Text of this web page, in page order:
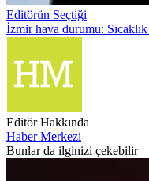
Editörün Seçtiği
İzmir hava durumu:
Editör Hakkında
Haber Merkezi
Bunlar da ilginizi çekebilir